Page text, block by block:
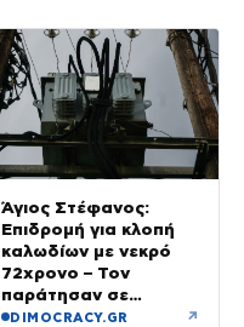
Άγιος Στέφανος:
Επιδρομή για κλοπή
καλωδίων με νεκρό
72χρονο – Τον
παράτησαν σε
αυτοκίνητο οι δύο
DIMOCRACY.GR ↗